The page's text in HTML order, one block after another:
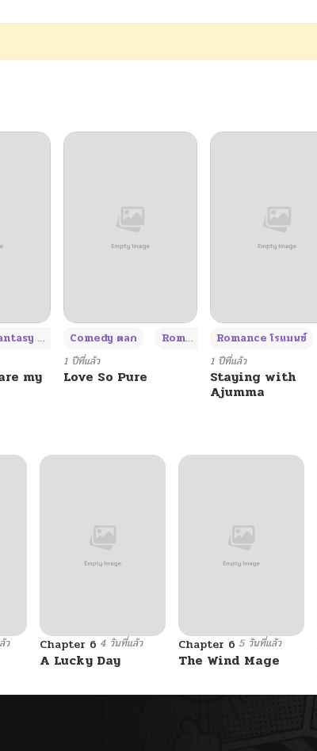
05/21/2026
แฟนตาซี +3
my
Comedy ตลก Romance โรแมนซ์ +4
1 ปีที่แล้ว
Love So Pure
Romance โรแมนซ์
1 ปีที่แล้ว
Staying with
Ajumma
ว Chapter 6 4 วันที่แล้ว
A Lucky Day
Chapter 6 5 วันที่แล้ว
The Wind Mage